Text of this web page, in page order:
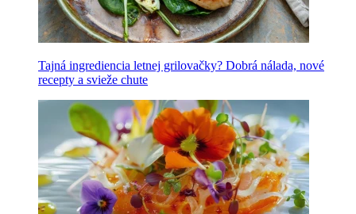
Tajná ingrediencia letnej grilovačky? Dobrá nálada, nové
recepty a svieže chute